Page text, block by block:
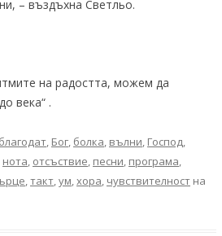
– въздъхна Светльо.
на радостта, можем да
века“ .
благодат, Бог, болка, вълни, Господ,
нота, отсъствие, песни, програма,
,такт,ум,хора, чувствителност на